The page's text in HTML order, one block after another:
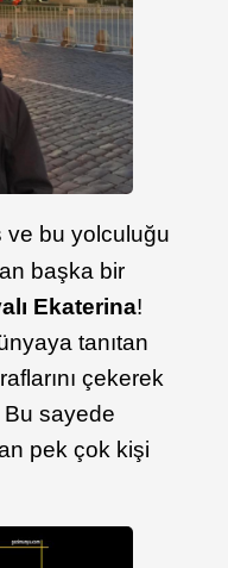
ve bu yolculuğu
başka bir
Ekaterina!
tanıtan
çekerek
sayede
pek çok kişi